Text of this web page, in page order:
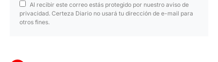
Al recibir este correo estás protegido por nuestro aviso de
privacidad. Certeza Diario no usará tu dirección de e-mail para
otros fines.